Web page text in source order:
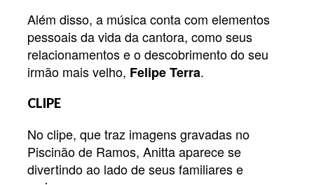
Além disso, a música conta com elementos
pessoais da vida da cantora, como seus
relacionamentos e o descobrimento do seu
irmão mais velho, Felipe Terra.
CLIPE
No clipe, que traz imagens gravadas no
Piscinão de Ramos, Anitta aparece se
divertindo ao lado de seus familiares e